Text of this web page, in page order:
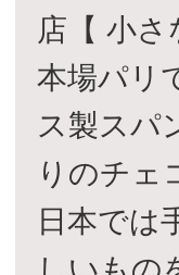
店【 小
本場パリ
ス製スパ
りのチェ
日本では